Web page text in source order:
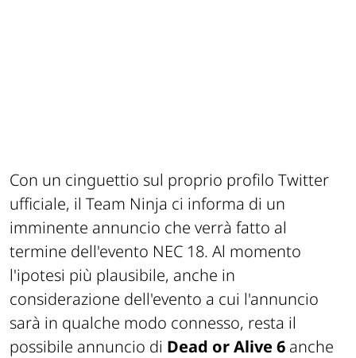
Con un cinguettio sul proprio profilo Twitter
ufficiale, il Team Ninja ci informa di un
imminente annuncio che verrà fatto al
termine dell'evento NEC 18. Al momento
l'ipotesi più plausibile, anche in
considerazione dell'evento a cui l'annuncio
sarà in qualche modo connesso, resta il
possibile annuncio di Dead or Alive 6 anche